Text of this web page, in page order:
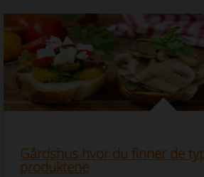
Gårdshus hvor du finner de
produktene